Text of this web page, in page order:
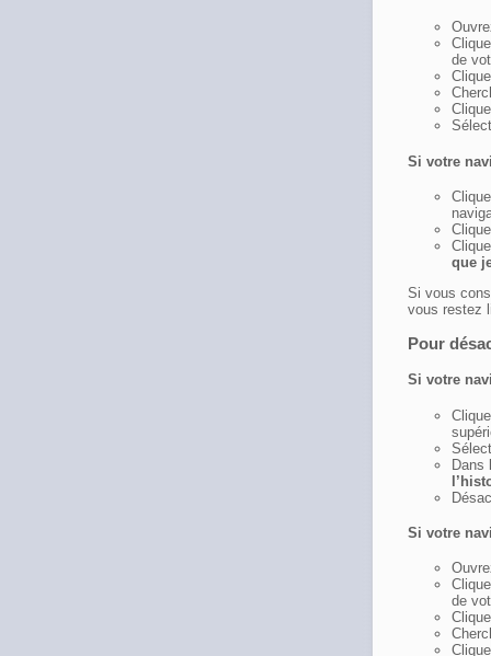
de
Si votre
que
Si vous
vous restez
Pour
Si votre
Dans
Si votre
de